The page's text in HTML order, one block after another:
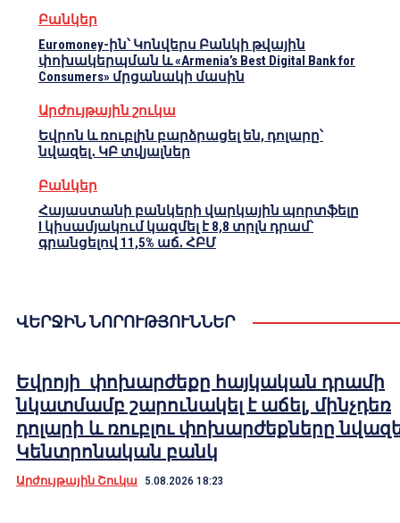
Բանկեր
Euromoney-ին՝ Կոնվերս Բանկի թվային
փոխակերպման և «Armenia’s Best Digital Bank for
Consumers» մրցանակի մասին
Արժույթային շուկա
Եվրոն և ռուբլին բարձրացել են, դոլարը՝
նվազել․ ԿԲ տվյալներ
Բանկեր
Հայաստանի բանկերի վարկային պորտֆելը
I կիսամյակում կազմել է 8,8 տրլն դրամ՝
գրանցելով 11,5% աճ․ ՀԲՄ
ՎԵՐՋԻՆ ՆՈՐՈՒԹՅՈՒՆՆԵՐ
Եվրոյի փոխարժեքը հայկական դրամի
նկատմամբ շարունակել է աճել, մինչդեռ
դոլարի և ռուբլու փոխարժեքները
Կենտրոնական բանկ
Արժույթային Շուկա 5.08.2026 18:23